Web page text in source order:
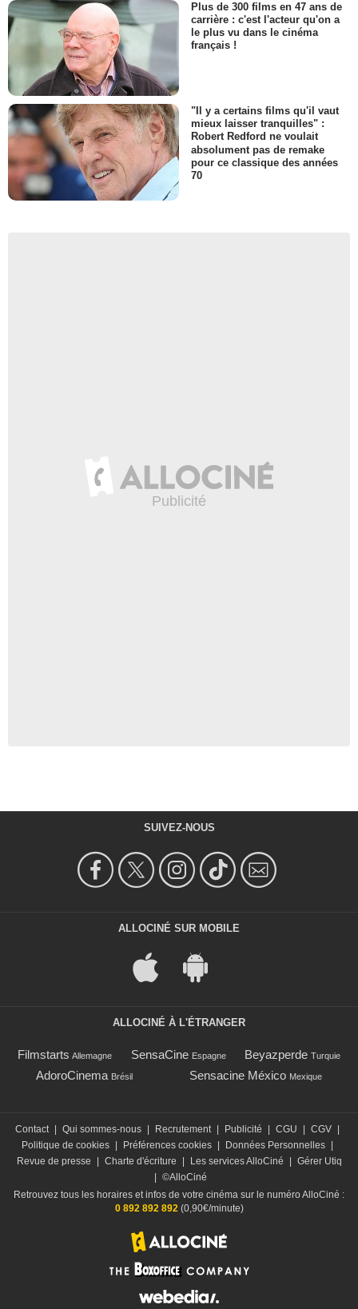
Plus de 300 films en 47 ans de
carrière : c'est l'acteur qu'on a
le plus vu dans le cinéma
français !
"Il y a certains films qu'il vaut
mieux laisser tranquilles" :
Robert Redford ne voulait
absolument pas de remake
pour ce classique des années
70
SUIVEZ-NOUS
ALLOCINÉ SUR MOBILE
ALLOCINÉ À L'ÉTRANGER
Filmstarts Allemagne SensaCine Espagne Beyazperde Turquie
AdoroCinema Brésil Sensacine México Mexique
Contact | Qui sommes-nous | Recrutement | Publicité | CGU | CGV |
Politique de cookies | Préférences cookies | Données Personnelles |
Revue de presse
| Charte d'écriture | Les services AlloCiné | Gérer Utiq
| ©AlloCiné
Retrouvez tous les horaires et infos de votre cinéma sur le numéro AlloCiné :
0 892 892 892 (0,90€/minute)